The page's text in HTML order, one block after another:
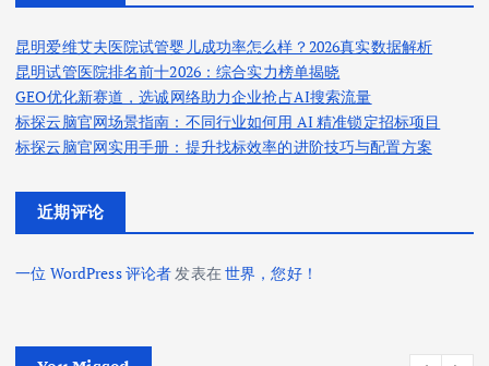
昆明爱维艾夫医院试管婴儿成功率怎么样？2026真实数据解析
昆明试管医院排名前十2026：综合实力榜单揭晓
GEO优化新赛道，选诚网络助力企业抢占AI搜索流量
标探云脑官网场景指南：不同行业如何用 AI 精准锁定招标项目
标探云脑官网实用手册：提升找标效率的进阶技巧与配置方案
近期评论
一位 WordPress 评论者发表在世界，您好！